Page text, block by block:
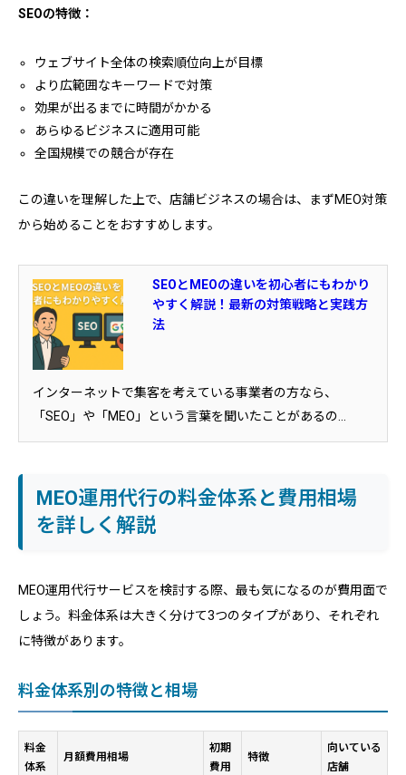
SEOの特徴：
ウェブサイト全体の検索順位向上が目標
より広範囲なキーワードで対策
効果が出るまでに時間がかかる
あらゆるビジネスに適用可能
全国規模での競合が存在
この違いを理解した上で、店舗ビジネスの場合は、まずMEO対策
から始めることをおすすめします。
SEOとMEOの違いを初心者にもわかり
やすく解説！最新の対策戦略と実践方
法
インターネットで集客を考えている事業者の方なら、
「SEO」や「MEO」という言葉を聞いたことがあるの...
MEO運用代行の料金体系と費用相場
を詳しく解説
MEO運用代行サービスを検討する際、最も気になるのが費用面で
しょう。料金体系は大きく分けて3つのタイプがあり、それぞれ
に特徴があります。
料金体系別の特徴と相場
料金
体系
月額費用相場
初期
費用
特徴
向いている
店舗